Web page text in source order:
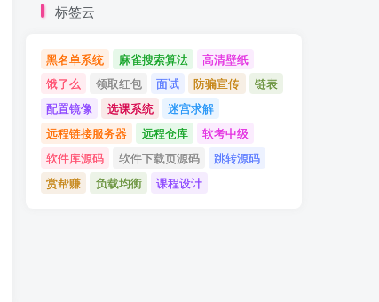
标签云
黑名单系统 麻雀搜索算法
高清壁纸
饿了么
领取红包 面试 防骗宣传
链表
配置镜像
选课系统
迷宫求解
远程链接服务器
远程仓库
软考中级
软件库源码
软件下载页源码
跳转源码
赏帮赚
负载均衡 课程设计